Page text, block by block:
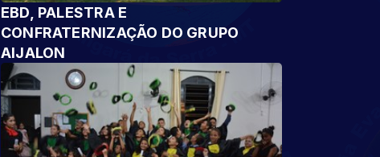
EBD, PALESTRA E
CONFRATERNIZAÇÃO DO GRUPO
AIJALON